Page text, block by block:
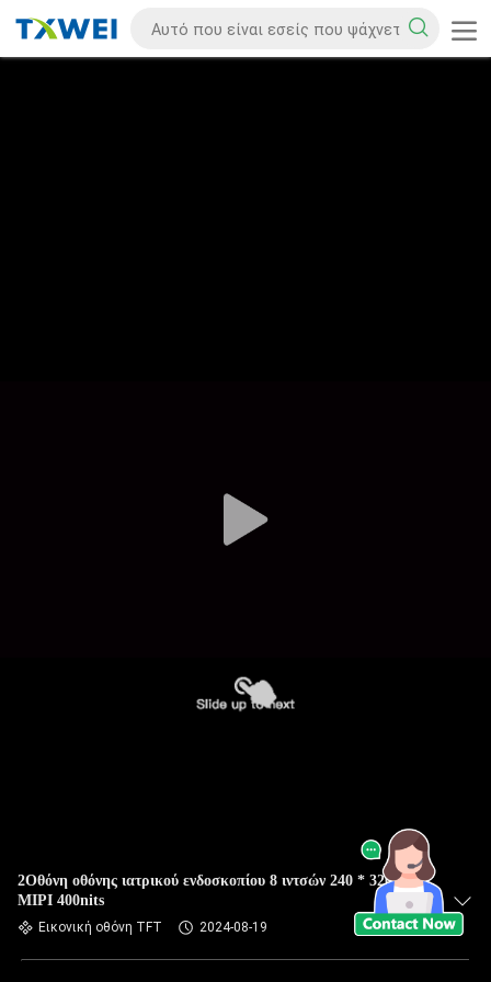
2Οθόνη οθόνης ιατρικού ενδοσκοπίου 8 ιντσών 240 * 320
MIPI 400nits
Εικονική οθόνη TFT 2024-08-19